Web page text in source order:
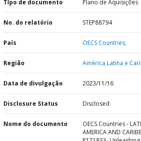
TIpo de documento Plano de Aquisições
No. do relatório STEP88794
País OECS Countries,
Região América Latina e
Data de divulgação 2023/11/16
Disclosure Status Disclosed
Nome do documento
OECS Countries -
AMERICA AND